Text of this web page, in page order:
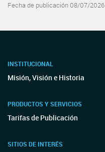
Fecha de publicación 08/07/2026
INSTITUCIONAL
Misión, Visión e Historia
PRODUCTOS Y SERVICIOS
Tarifas de Publicación
SITIOS DE INTERÉS